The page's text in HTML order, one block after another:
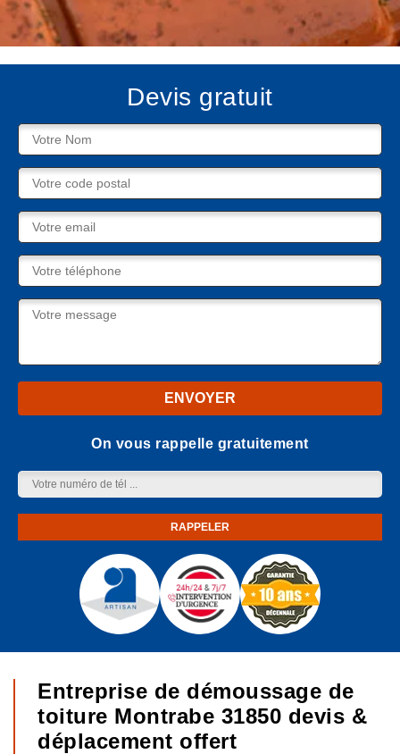
Devis gratuit
On vous rappelle gratuitement
Entreprise de démoussage de
toiture Montrabe 31850 devis &
déplacement offert